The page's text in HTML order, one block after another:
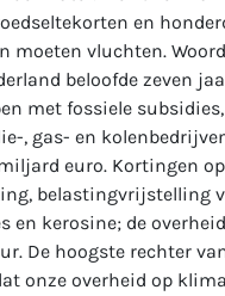
en
moeten vluchten.
beloofde zeven
met fossiele
, gas- en
euro. Kortingen op
belastingvrijstelling
en kerosine; de
De hoogste rechter
onze overheid op